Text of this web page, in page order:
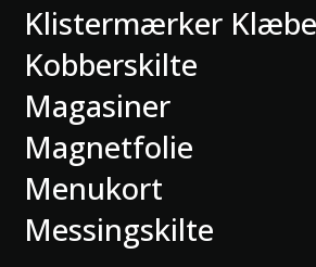
Klistermærker
Kobberskilte
Magasiner
Magnetfolie
Menukort
Messingskilte